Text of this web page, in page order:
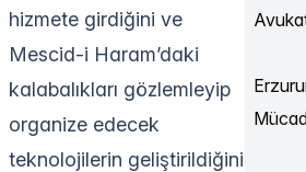
hizmete girdiğini ve
Mescid-i Haram’daki
kalabalıkları gözlemleyip
organize edecek
teknolojilerin geliştirildiğini